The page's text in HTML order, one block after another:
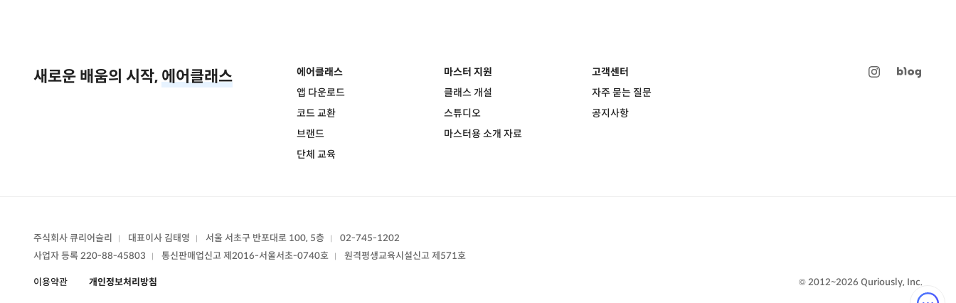
새로운 배움의 시작,에어클래스
에어클래스
앱 다운로드
코드 교환
브랜드
단체 교육
마스터 지원
클래스 개설
스튜디오
마스터용 소개 자료
고객센터
자주 묻는 질문
공지사항
주식회사 큐리어슬리 대표이사 김태영 서울 서초구 반포대로 100, 5층
02-745-1202
사업자 등록 220-88-45803
통신판매업신고제2016-서울서초-0740호 원격평생교육시설신고 제571호
이용약관 개인정보처리방침 © 2012~2026 Quriously, Inc.